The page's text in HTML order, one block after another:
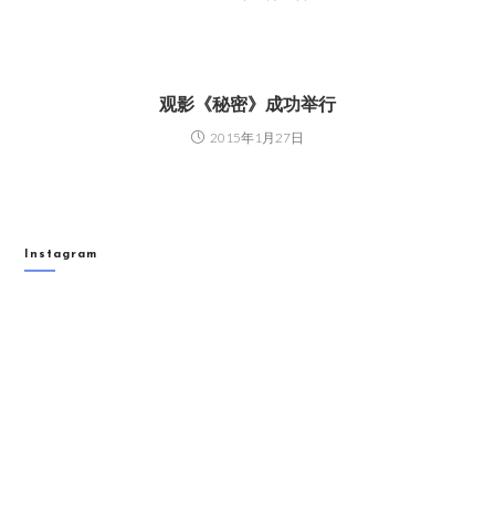
观影《秘密》成功举行
2015年1月27日
Instagram